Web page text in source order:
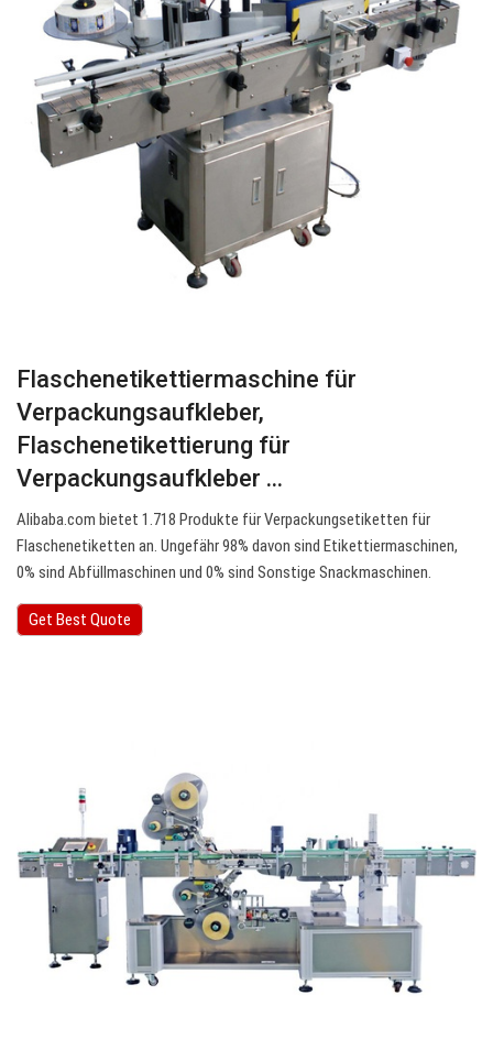
Flaschenetikettiermaschine für
Verpackungsaufkleber,
Flaschenetikettierung für
Verpackungsaufkleber ...
Alibaba.com bietet 1.718 Produkte für Verpackungsetiketten für
Flaschenetiketten an. Ungefähr 98% davon sind Etikettiermaschinen,
0% sind Abfüllmaschinen und 0% sind Sonstige Snackmaschinen.
Get Best Quote